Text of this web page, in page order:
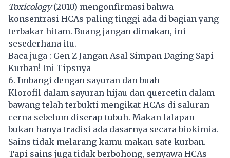
Toxicology(2010) mengonfirmasi bahwa
konsentrasi HCAs paling tinggi ada di bagian yang
terbakar hitam. Buang jangan dimakan, ini
sesederhana itu.
Baca juga : Gen Z Jangan Asal Simpan Daging Sapi
Kurban! Ini Tipsnya
6. Imbangi dengan sayuran dan buah
Klorofil dalam sayuran hijau dan quercetin dalam
bawang telah terbukti mengikat HCAs di saluran
cerna sebelum diserap tubuh. Makan lalapan
bukan hanya tradisi ada dasarnya secara biokimia.
Sains tidak melarang kamu makan sate kurban.
Tapi sains juga tidak berbohong, senyawa HCAs